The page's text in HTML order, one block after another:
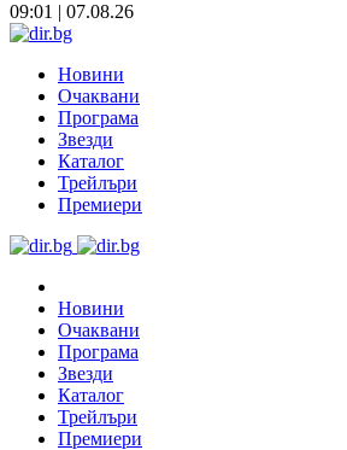
09:01 | 07.08.26
Новини
Очаквани
Програма
Звезди
Каталог
Трейлъри
Премиери
Новини
Очаквани
Програма
Звезди
Каталог
Трейлъри
Премиери